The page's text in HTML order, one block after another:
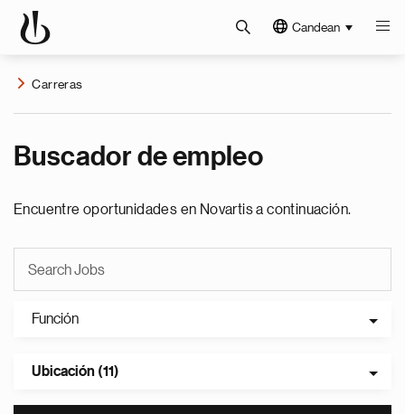
Candean
Carreras
Buscador de empleo
Encuentre oportunidades en Novartis a continuación.
Función
Ubicación (11)